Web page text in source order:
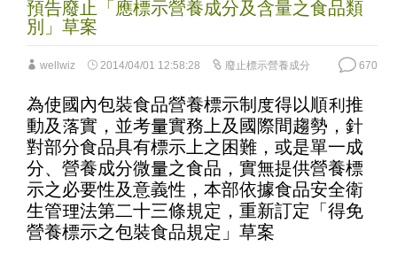
預告廢止「應標示營養成分及含量之食品類
別」草案
wellwiz 2014/04/01 12:58:28 廢止標示營養成分 670
為使國內包裝食品營養標示制度得以順利推
動及落實，並考量實務上及國際間趨勢，針
對部分食品具有標示上之困難，或是單一成
分、營養成分微量之食品，實無提供營養標
示之必要性及意義性，本部依據食品安全衛
生管理法第二十三條規定，重新訂定「得免
營養標示之包裝食品規定」草案